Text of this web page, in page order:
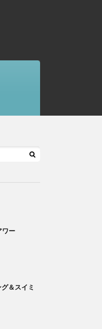
ワー
＆スイミ